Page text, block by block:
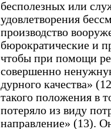
бесполезных или
удовлетворения
производство
бюрократические и
чтобы при помощи
совершенно
дурного качества»
такого положения в
потеряло из виду
направление» (13).